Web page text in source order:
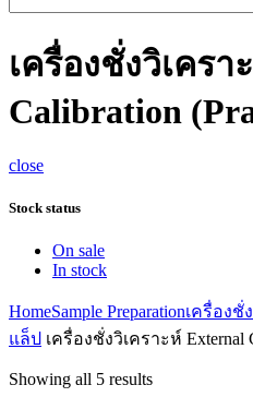
เครื่องชั่งวิเครา
Calibration
close
Stock status
On sale
In stock
HomeSample Preparationเครื่องชั่
แล็ป เครื่องชั่งวิเคราะห์ External
Showing all 5 results